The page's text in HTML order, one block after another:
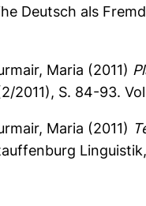
Deutsch als
Maria (2011)
2011), S. 84-93.
Maria (2011)